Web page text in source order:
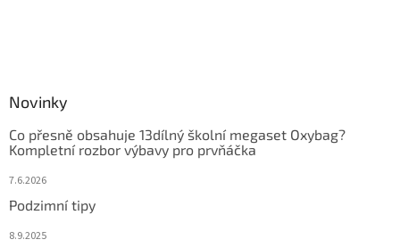
Novinky
Co přesně obsahuje 13dílný školní megaset Oxybag?
Kompletní rozbor výbavy pro prvňáčka
7.6.2026
Podzimní tipy
8.9.2025